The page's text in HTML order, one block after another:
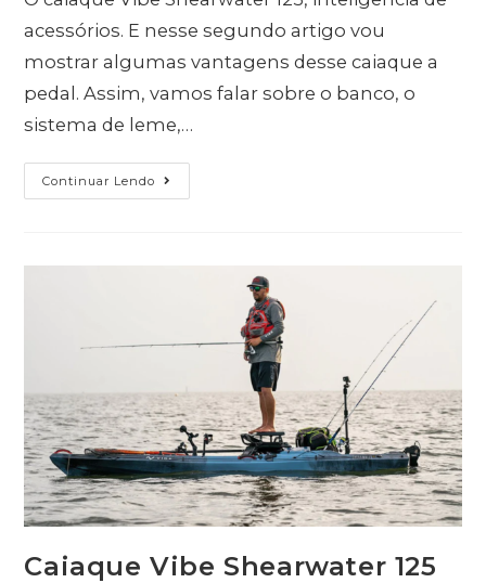
acessórios. E nesse segundo artigo vou
mostrar algumas vantagens desse caiaque a
pedal. Assim, vamos falar sobre o banco, o
sistema de leme,…
Continuar Lendo
Caiaque Vibe Shearwater 125